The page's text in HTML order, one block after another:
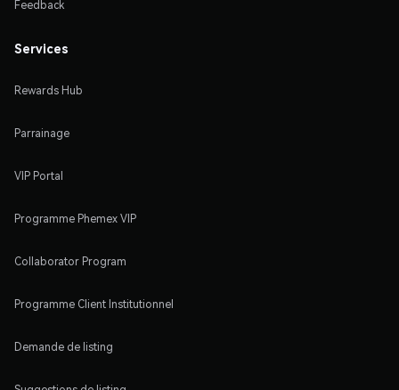
Feedback
Services
Rewards Hub
Parrainage
VIP Portal
Programme Phemex VIP
Collaborator Program
Programme Client Institutionnel
Demande de listing